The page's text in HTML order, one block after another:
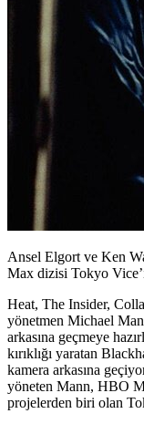
Ansel Elgort ve Ken
Max dizisi Tokyo
Heat, The Insider,
yönetmen Michael
arkasına geçmeye
kırıklığı yaratan
kamera arkasına
yöneten Mann, HBO
projelerden biri olan